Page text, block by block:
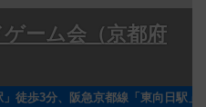
ーム会（京都府
徒歩3分、阪急京都線「東向日駅」